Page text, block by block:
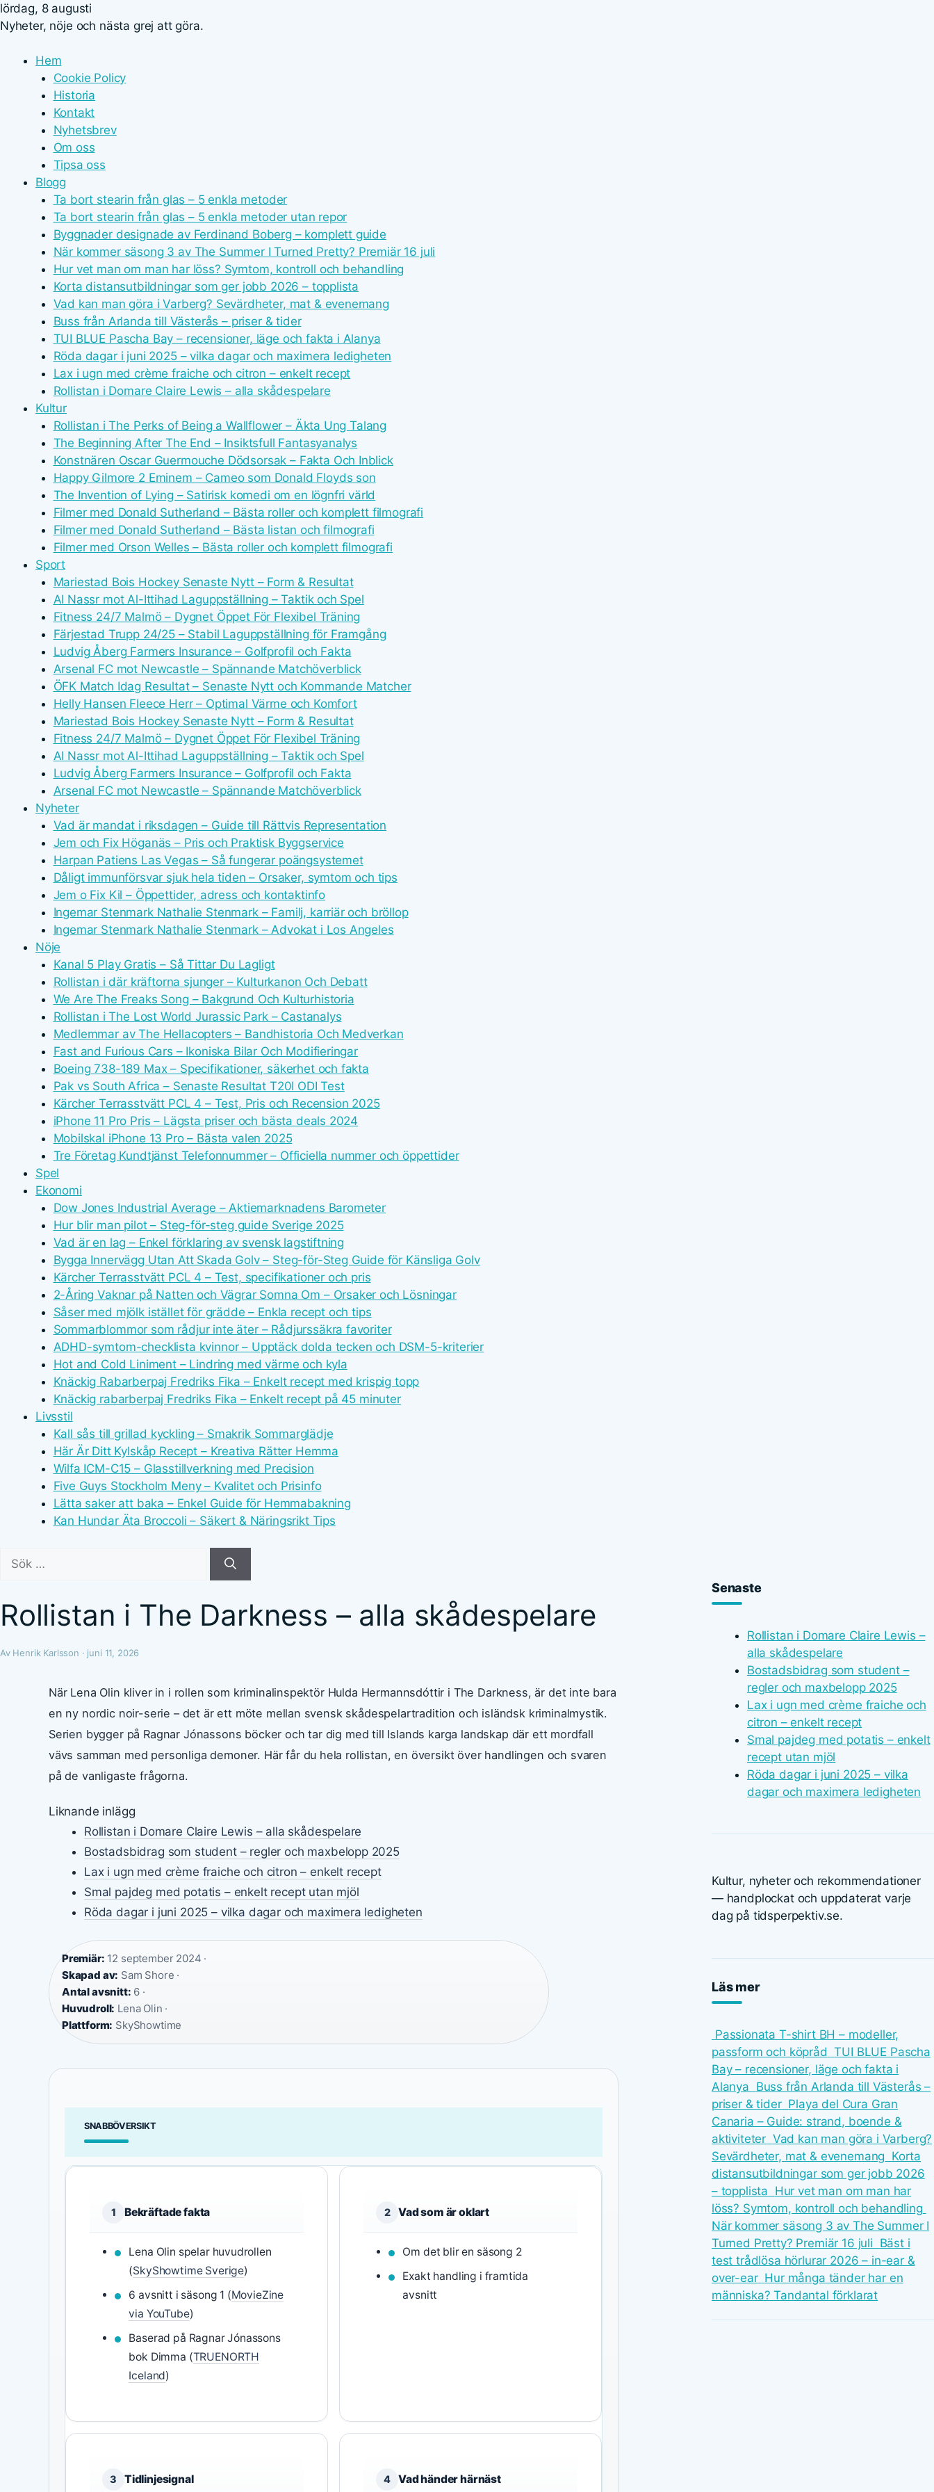
lördag, 8 augusti
Nyheter, nöje och nästa grej att göra.
Hem
Cookie Policy
Historia
Kontakt
Nyhetsbrev
Om oss
Tipsa oss
Blogg
Ta bort stearin från glas – 5 enkla metoder
Ta bort stearin från glas – 5 enkla metoder utan repor
Byggnader designade av Ferdinand Boberg – komplett guide
När kommer säsong 3 av The Summer I Turned Pretty? Premiär 16 juli
Hur vet man om man har löss? Symtom, kontroll och behandling
Korta distansutbildningar som ger jobb 2026 – topplista
Vad kan man göra i Varberg? Sevärdheter, mat & evenemang
Buss från Arlanda till Västerås – priser & tider
TUI BLUE Pascha Bay – recensioner, läge och fakta i Alanya
Röda dagar i juni 2025 – vilka dagar och maximera ledigheten
Lax i ugn med crème fraiche och citron – enkelt recept
Rollistan i Domare Claire Lewis – alla skådespelare
Kultur
Rollistan i The Perks of Being a Wallflower – Äkta Ung Talang
The Beginning After The End – Insiktsfull Fantasyanalys
Konstnären Oscar Guermouche Dödsorsak – Fakta Och Inblick
Happy Gilmore 2 Eminem – Cameo som Donald Floyds son
The Invention of Lying – Satirisk komedi om en lögnfri värld
Filmer med Donald Sutherland – Bästa roller och komplett filmografi
Filmer med Donald Sutherland – Bästa listan och filmografi
Filmer med Orson Welles – Bästa roller och komplett filmografi
Sport
Mariestad Bois Hockey Senaste Nytt – Form & Resultat
Al Nassr mot Al-Ittihad Laguppställning – Taktik och Spel
Fitness 24/7 Malmö – Dygnet Öppet För Flexibel Träning
Färjestad Trupp 24/25 – Stabil Laguppställning för Framgång
Ludvig Åberg Farmers Insurance – Golfprofil och Fakta
Arsenal FC mot Newcastle – Spännande Matchöverblick
ÖFK Match Idag Resultat – Senaste Nytt och Kommande Matcher
Helly Hansen Fleece Herr – Optimal Värme och Komfort
Mariestad Bois Hockey Senaste Nytt – Form & Resultat
Fitness 24/7 Malmö – Dygnet Öppet För Flexibel Träning
Al Nassr mot Al-Ittihad Laguppställning – Taktik och Spel
Ludvig Åberg Farmers Insurance – Golfprofil och Fakta
Arsenal FC mot Newcastle – Spännande Matchöverblick
Nyheter
Vad är mandat i riksdagen – Guide till Rättvis Representation
Jem och Fix Höganäs – Pris och Praktisk Byggservice
Harpan Patiens Las Vegas – Så fungerar poängsystemet
Dåligt immunförsvar sjuk hela tiden – Orsaker, symtom och tips
Jem o Fix Kil – Öppettider, adress och kontaktinfo
Ingemar Stenmark Nathalie Stenmark – Familj, karriär och bröllop
Ingemar Stenmark Nathalie Stenmark – Advokat i Los Angeles
Nöje
Kanal 5 Play Gratis – Så Tittar Du Lagligt
Rollistan i där kräftorna sjunger – Kulturkanon Och Debatt
We Are The Freaks Song – Bakgrund Och Kulturhistoria
Rollistan i The Lost World Jurassic Park – Castanalys
Medlemmar av The Hellacopters – Bandhistoria Och Medverkan
Fast and Furious Cars – Ikoniska Bilar Och Modifieringar
Boeing 738-189 Max – Specifikationer, säkerhet och fakta
Pak vs South Africa – Senaste Resultat T20I ODI Test
Kärcher Terrasstvätt PCL 4 – Test, Pris och Recension 2025
iPhone 11 Pro Pris – Lägsta priser och bästa deals 2024
Mobilskal iPhone 13 Pro – Bästa valen 2025
Tre Företag Kundtjänst Telefonnummer – Officiella nummer och öppettider
Spel
Ekonomi
Dow Jones Industrial Average – Aktiemarknadens Barometer
Hur blir man pilot – Steg-för-steg guide Sverige 2025
Vad är en lag – Enkel förklaring av svensk lagstiftning
Bygga Innervägg Utan Att Skada Golv – Steg-för-Steg Guide för Känsliga Golv
Kärcher Terrasstvätt PCL 4 – Test, specifikationer och pris
2-Åring Vaknar på Natten och Vägrar Somna Om – Orsaker och Lösningar
Såser med mjölk istället för grädde – Enkla recept och tips
Sommarblommor som rådjur inte äter – Rådjurssäkra favoriter
ADHD-symtom-checklista kvinnor – Upptäck dolda tecken och DSM-5-kriterier
Hot and Cold Liniment – Lindring med värme och kyla
Knäckig Rabarberpaj Fredriks Fika – Enkelt recept med krispig topp
Knäckig rabarberpaj Fredriks Fika – Enkelt recept på 45 minuter
Livsstil
Kall sås till grillad kyckling – Smakrik Sommarglädje
Här Är Ditt Kylskåp Recept – Kreativa Rätter Hemma
Wilfa ICM-C15 – Glasstillverkning med Precision
Five Guys Stockholm Meny – Kvalitet och Prisinfo
Lätta saker att baka – Enkel Guide för Hemmabakning
Kan Hundar Äta Broccoli – Säkert & Näringsrikt Tips
efter:
Rollistan i The Darkness – alla skådespelare
Av Henrik Karlsson · juni 11, 2026
När Lena Olin kliver in i rollen som kriminalinspektör Hulda Hermannsdóttir i The Darkness, är det inte bara
en ny nordic noir-serie – det är ett möte mellan svensk skådespelartradition och isländsk kriminalmystik.
Serien bygger på Ragnar Jónassons böcker och tar dig med till Islands karga landskap där ett mordfall
vävs samman med personliga demoner. Här får du hela rollistan, en översikt över handlingen och svaren
på de vanligaste frågorna.
Liknande inlägg
Rollistan i Domare Claire Lewis – alla skådespelare
Bostadsbidrag som student – regler och maxbelopp 2025
Lax i ugn med crème fraiche och citron – enkelt recept
Smal pajdeg med potatis – enkelt recept utan mjöl
Röda dagar i juni 2025 – vilka dagar och maximera ledigheten
Premiär: 12 september 2024 ·
Skapad av: Sam Shore ·
Antal avsnitt: 6 ·
Huvudroll: Lena Olin ·
Plattform: SkyShowtime
SNABBÖVERSIKT
1 Bekräftade fakta
Lena Olin spelar huvudrollen
(SkyShowtime Sverige)
6 avsnitt i säsong 1 (MovieZine
via YouTube)
Baserad på Ragnar Jónassons
bok Dimma (TRUENORTH
Iceland)
2 Vad som är oklart
Om det blir en säsong 2
Exakt handling i framtida
avsnitt
3 Tidlinjesignal 4 Vad händer härnäst
Senaste
Rollistan i Domare Claire Lewis –
alla skådespelare
Bostadsbidrag som student –
regler och maxbelopp 2025
Lax i ugn med crème fraiche och
citron – enkelt recept
Smal pajdeg med potatis – enkelt
recept utan mjöl
Röda dagar i juni 2025 – vilka
dagar och maximera ledigheten
Kultur, nyheter och rekommendationer
— handplockat och uppdaterat varje
dag på tidsperpektiv.se.
Läs mer
Passionata T-shirt BH – modeller,
passform och köpråd TUI BLUE Pascha
Bay – recensioner, läge och fakta i
Alanya Buss från Arlanda till Västerås –
priser & tider Playa del Cura Gran
Canaria – Guide: strand, boende &
aktiviteter Vad kan man göra i Varberg?
Sevärdheter, mat & evenemang Korta
distansutbildningar som ger jobb 2026
– topplista Hur vet man om man har
löss? Symtom, kontroll och behandling
När kommer säsong 3 av The Summer I
Turned Pretty? Premiär 16 juli Bäst i
test trådlösa hörlurar 2026 – in-ear &
over-ear Hur många tänder har en
människa? Tandantal förklarat